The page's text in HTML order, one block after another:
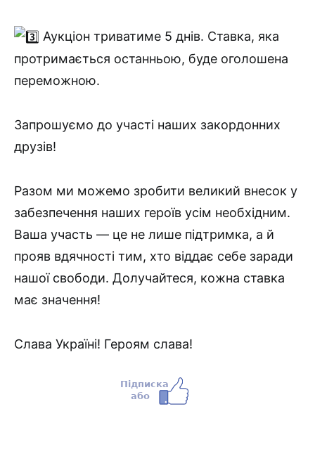
Аукціон триватиме 5 днів. Ставка, яка
протримається останньою, буде оголошена
переможною.
Запрошуємо до участі наших закордонних
друзів!
Разом ми можемо зробити великий внесок у
забезпечення наших героїв усім необхідним.
Ваша участь — це не лише підтримка, а й
прояв вдячності тим, хто віддає себе заради
нашої свободи. Долучайтеся, кожна ставка
має значення!
Слава Україні! Героям слава!